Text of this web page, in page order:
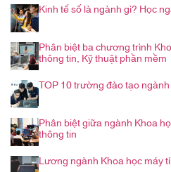
Kinh tế số là ngành gì? Học
Phân biệt ba chương trình
thông tin, Kỹ thuật phần mềm
TOP 10 trường đào tạo
Phân biệt giữa ngành Khoa
thông tin
Lương ngành Khoa học máy